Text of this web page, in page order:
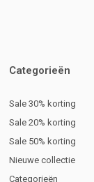
Categorieën
Sale 30% korting
Sale 20% korting
Sale 50% korting
Nieuwe collectie
Categorieën